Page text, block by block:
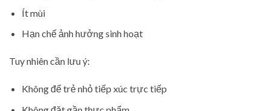
Ít mùi
Hạn chế ảnh hưởng sinh hoạt
Tuy nhiên cần lưu ý:
Không để trẻ nhỏ tiếp xúc trực tiếp